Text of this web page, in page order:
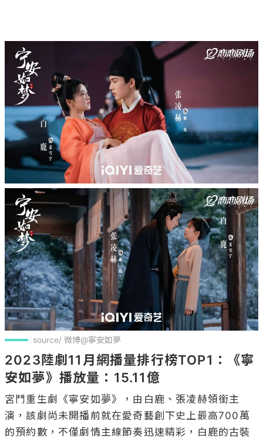
source/ 微博@寧安如夢
2023陸劇11月網播量排行榜TOP1：《寧
安如夢》播放量：15.11億
宮鬥重生劇《寧安如夢》，由白鹿、張凌赫領銜主
演，該劇尚未開播前就在愛奇藝創下史上最高700萬
的預約數，不僅劇情主線節奏迅速精彩，白鹿的古裝